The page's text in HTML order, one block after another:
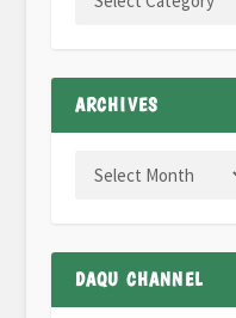
ARCHIVES
DAQU CHANNEL